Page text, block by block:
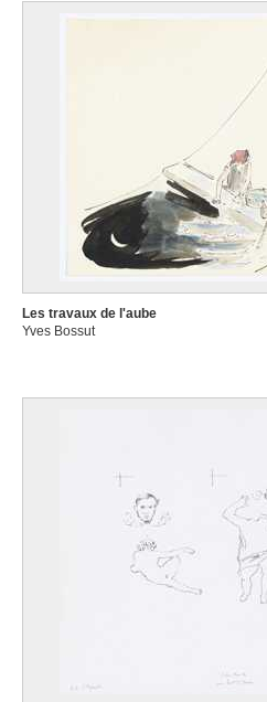
Les travaux de l'aube
Yves Bossut